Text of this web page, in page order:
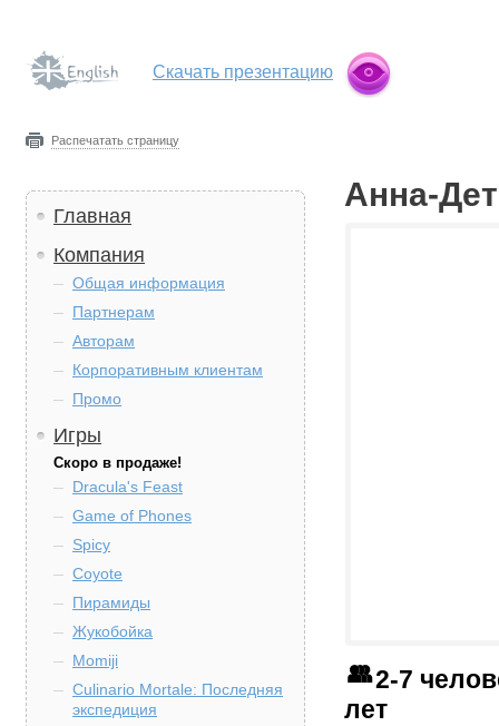
Скачать презентацию
Распечатать страницу
Главная
Компания
Общая информация
Партнерам
Авторам
Корпоративным клиентам
Промо
Игры
Скоро в продаже!
Dracula's Feast
Game of Phones
Spicy
Coyote
Пирамиды
Жукобойка
Momiji
Culinario Mortale: Последняя
экспедиция
Анна-
2-7
лет